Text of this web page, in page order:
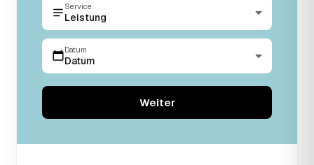
Service
Leistung
Datum
Datum
Weiter